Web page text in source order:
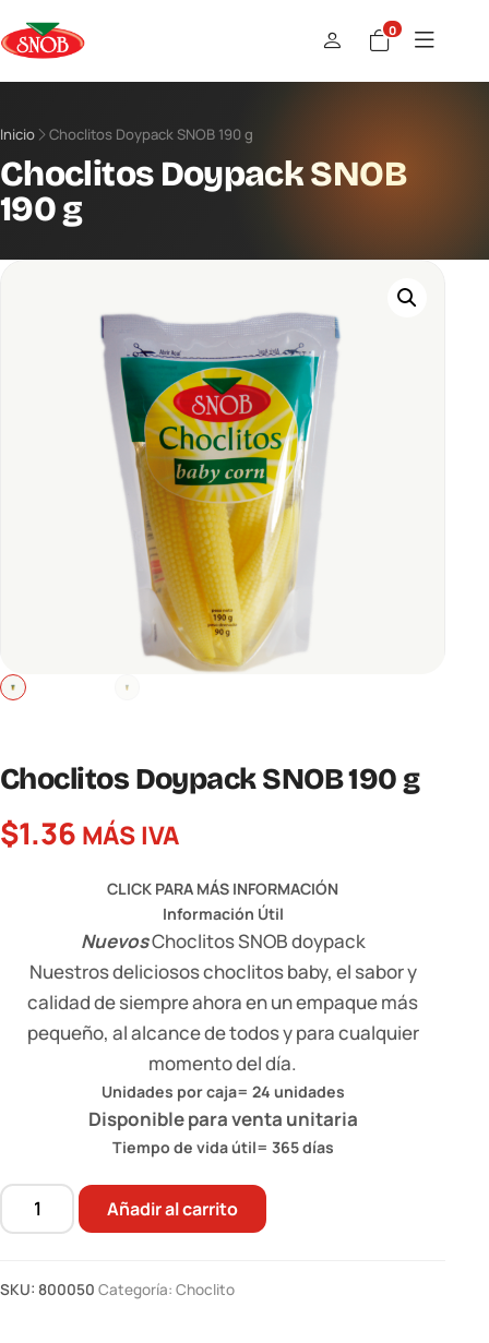
0
Inicio Choclitos Doypack SNOB 190 g
Choclitos Doypack SNOB
190 g
Choclitos Doypack SNOB 190 g
$1.36 MÁS IVA
CLICK PARA MÁS INFORMACIÓN
Información Útil
NuevosChoclitos SNOB doypack
Nuestros deliciosos choclitos baby, el sabor y
calidad de siempre ahora en un empaque más
pequeño, al alcance de todos y para cualquier
momento del día.
Unidades por caja= 24 unidades
Disponible para venta unitaria
Tiempo de vida útil= 365 días
Choclitos
SNOB
Añadir al carrito
SKU: 800050 Categoría: Choclito